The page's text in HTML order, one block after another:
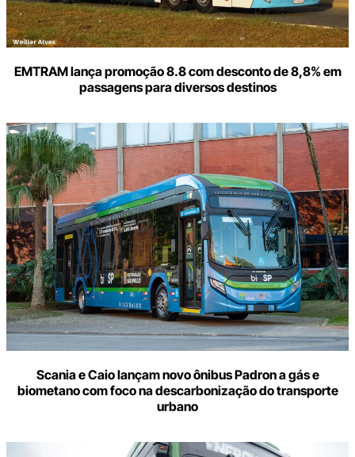
EMTRAM lança promoção 8.8 com desconto de 8,8% em
passagens para diversos destinos
Scania e Caio lançam novo ônibus Padron a gás e
biometano com foco na descarbonização do transporte
urbano